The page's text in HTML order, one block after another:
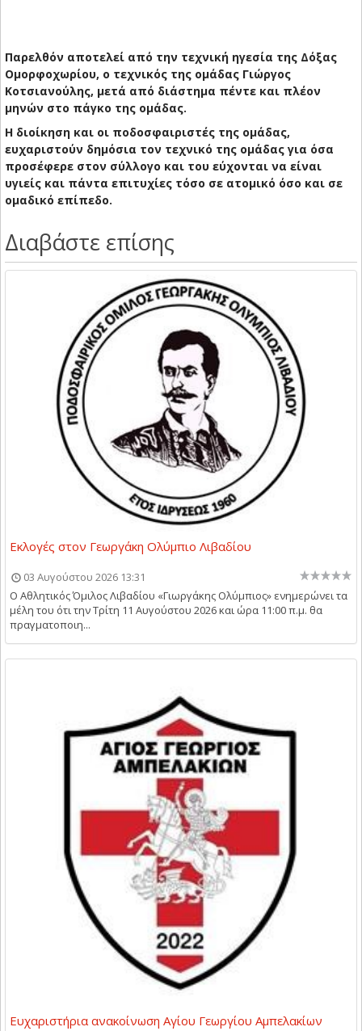
Παρελθόν αποτελεί από την τεχνική ηγεσία της Δόξας
Ομορφοχωρίου, ο τεχνικός της ομάδας Γιώργος
Κοτσιανούλης, μετά από διάστημα πέντε και πλέον
μηνών στο πάγκο της ομάδας.
Η διοίκηση και οι ποδοσφαιριστές της ομάδας,
ευχαριστούν δημόσια τον τεχνικό της ομάδας για όσα
προσέφερε στον σύλλογο και του εύχονται να είναι
υγιείς και πάντα επιτυχίες τόσο σε ατομικό όσο και σε
ομαδικό επίπεδο.
Διαβάστε επίσης
Εκλογές στον Γεωργάκη Ολύμπιο Λιβαδίου
03 Αυγούστου 2026 13:31
Ο Αθλητικός Όμιλος Λιβαδίου «Γιωργάκης Ολύμπιος» ενημερώνει τα
μέλη του ότι την Τρίτη 11 Αυγούστου 2026 και ώρα 11:00 π.μ. θα
πραγματοποιη...
Ευχαριστήρια ανακοίνωση Αγίου Γεωργίου Αμπελακίων